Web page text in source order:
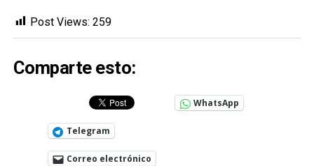
Post Views: 259
Comparte esto:
WhatsApp
Telegram
Correo electrónico